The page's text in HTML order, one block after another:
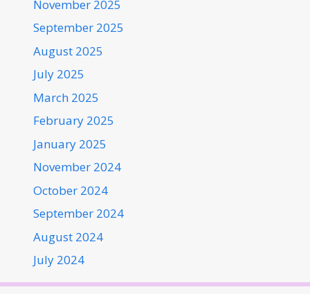
November 2025
September 2025
August 2025
July 2025
March 2025
February 2025
January 2025
November 2024
October 2024
September 2024
August 2024
July 2024